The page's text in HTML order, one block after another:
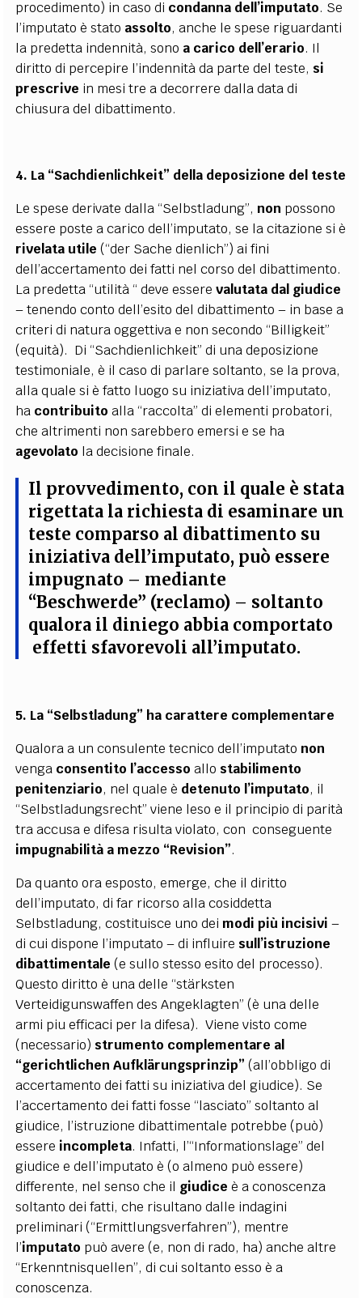
procedimento) in caso di condanna dell’imputato. Se
l’imputato è stato assolto, anche le spese riguardanti
la predetta indennità, sono a carico dell’erario. Il
diritto di percepire l’indennità da parte del teste, si
prescrive in mesi tre a decorrere dalla data di
chiusura del dibattimento.
4. La “Sachdienlichkeit” della deposizione del teste
Le spese derivate dalla “Selbstladung”, non possono
essere poste a carico dell’imputato, se la citazione si è
rivelata utile (“der Sache dienlich”) ai fini
dell’accertamento dei fatti nel corso del dibattimento.
La predetta “utilità “ deve esserevalutata dal giudice
– tenendo conto dell’esito del dibattimento – in base a
criteri di natura oggettiva e non secondo “Billigkeit”
(equità). Di “Sachdienlichkeit” di una deposizione
testimoniale, è il caso di parlare soltanto, se la prova,
alla quale si è fatto luogo su iniziativa dell’imputato,
ha contribuito alla “raccolta” di elementi probatori,
che altrimenti non sarebbero emersi e se ha
agevolato la decisione finale.
Il provvedimento, con il quale è stata
rigettata la richiesta di esaminare un
teste comparso al dibattimento su
iniziativa dell’imputato, può essere
impugnato – mediante
“Beschwerde” (reclamo) – soltanto
qualora il diniego abbia comportato
effetti sfavorevoli all’imputato.
5. La “Selbstladung” ha carattere complementare
Qualora a un consulente tecnico dell’imputato non
venga consentito l’accesso allo stabilimento
penitenziario, nel quale è detenuto l’imputato, il
“Selbstladungsrecht” viene leso e il principio di parità
tra accusa e difesa risulta violato, con conseguente
impugnabilità a mezzo “Revision”.
Da quanto ora esposto, emerge, che il diritto
dell’imputato, di far ricorso alla cosiddetta
Selbstladung, costituisce uno dei modi più incisivi –
di cui dispone l’imputato – di influire sull’istruzione
dibattimentale (e sullo stesso esito del processo).
Questo diritto è una delle “stärksten
Verteidigunswaffen des Angeklagten” (è una delle
armi piu efficaci per la difesa). Viene visto come
(necessario) strumento complementare al
“gerichtlichen Aufklärungsprinzip” (all’obbligo di
accertamento dei fatti su iniziativa del giudice). Se
l’accertamento dei fatti fosse “lasciato” soltanto al
giudice, l’istruzione dibattimentale potrebbe (può)
essere incompleta. Infatti, l’“Informationslage” del
giudice e dell’imputato è (o almeno può essere)
differente, nel senso che il giudice è a conoscenza
soltanto dei fatti, che risultano dalle indagini
preliminari (“Ermittlungsverfahren”), mentre
l’imputato può avere (e, non di rado, ha) anche altre
“Erkenntnisquellen”, di cui soltanto esso è a
conoscenza.